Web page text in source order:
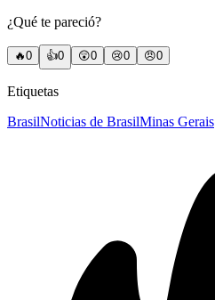
¿Qué te pareció?
🔥0 👍0 😲0 😢0 😠0
Etiquetas
BrasilNoticias de BrasilMinas Gerais